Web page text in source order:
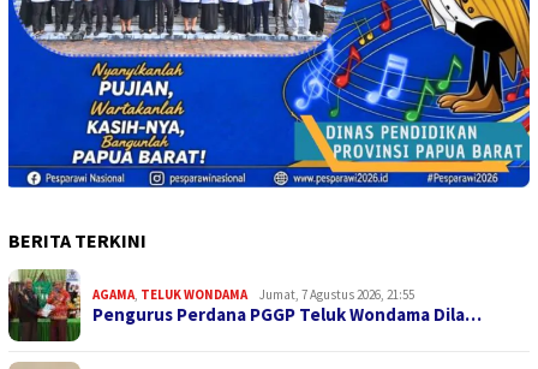
BERITA TERKINI
AGAMA, TELUK WONDAMA Jumat, 7 Agustus 2026, 21:55
Pengurus Perdana PGGP Teluk Wondama Dila…